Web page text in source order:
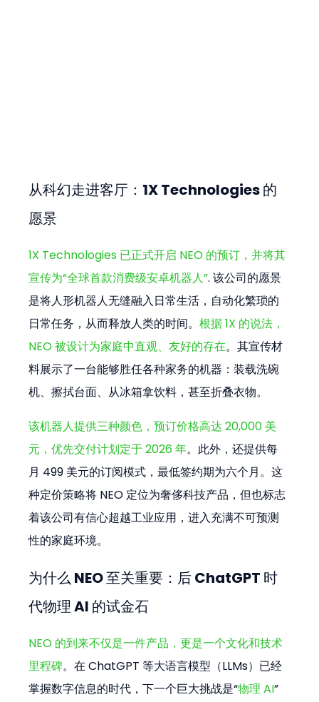
从科幻走进客厅：1X Technologies 的
愿景
1X Technologies 已正式开启 NEO 的预订，并将其
宣传为“全球首款消费级安卓机器人”. 该公司的愿景
是将人形机器人无缝融入日常生活，自动化繁琐的
日常任务，从而释放人类的时间。根据 1X 的说法，
NEO 被设计为家庭中直观、友好的存在。其宣传材
料展示了一台能够胜任各种家务的机器：装载洗碗
机、擦拭台面、从冰箱拿饮料，甚至折叠衣物。
该机器人提供三种颜色，预订价格高达 20,000 美
元，优先交付计划定于 2026 年。此外，还提供每
月 499 美元的订阅模式，最低签约期为六个月。这
种定价策略将 NEO 定位为奢侈科技产品，但也标志
着该公司有信心超越工业应用，进入充满不可预测
性的家庭环境。
为什么 NEO 至关重要：后 ChatGPT 时
代物理 AI 的试金石
NEO 的到来不仅是一件产品，更是一个文化和技术
里程碑。在 ChatGPT 等大语言模型（LLMs）已经
掌握数字信息的时代，下一个巨大挑战是“物理 AI”